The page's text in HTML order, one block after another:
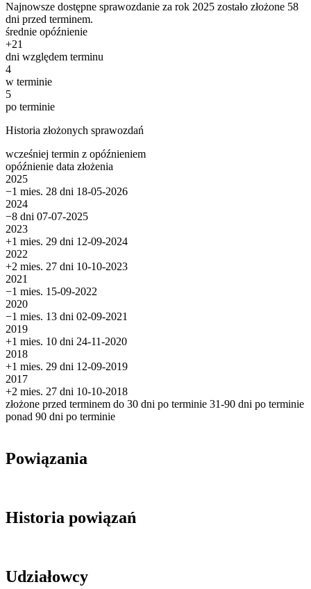
Najnowsze dostępne sprawozdanie za rok 2025 zostało złożone 58
dni przed terminem.
średnie opóźnienie
+21
dni względem terminu
4
w terminie
5
po terminie
Historia złożonych sprawozdań
wcześniej termin z opóźnieniem
opóźnienie data złożenia
2025
−1 mies. 28 dni 18-05-2026
2024
−8 dni 07-07-2025
2023
+1 mies. 29 dni 12-09-2024
2022
+2 mies. 27 dni 10-10-2023
2021
−1 mies. 15-09-2022
2020
−1 mies. 13 dni 02-09-2021
2019
+1 mies. 10 dni 24-11-2020
2018
+1 mies. 29 dni 12-09-2019
2017
+2 mies. 27 dni 10-10-2018
złożone przed terminem do 30 dni po terminie 31-90 dni po terminie
ponad 90 dni po terminie
Powiązania
Historia powiązań
Udziałowcy